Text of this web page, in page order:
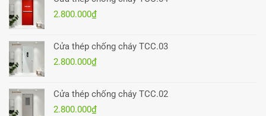
2.800.000₫
Cửa thép chống cháy TCC.03
2.800.000₫
Cửa thép chống cháy TCC.02
2.800.000₫